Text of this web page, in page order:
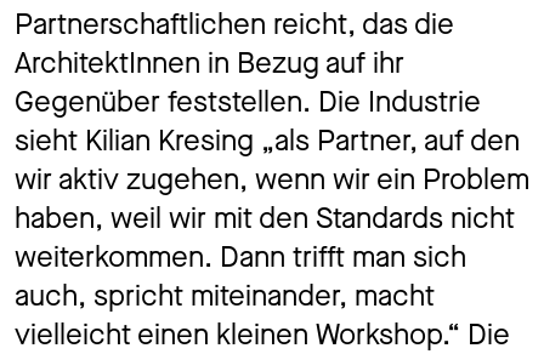
Partnerschaftlichen reicht, das die
ArchitektInnen in Bezug auf ihr
Gegenüber feststellen. Die Industrie
sieht Kilian Kresing „als Partner, auf den
wir aktiv zugehen, wenn wir ein Problem
haben, weil wir mit den Standards nicht
weiterkommen. Dann trifft man sich
auch, spricht miteinander, macht
vielleicht einen kleinen Workshop.“ Die